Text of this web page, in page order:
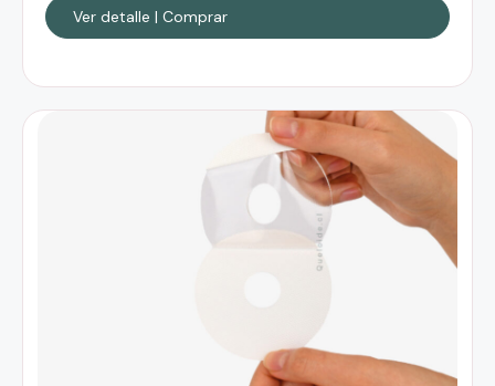
Ver detalle | Comprar